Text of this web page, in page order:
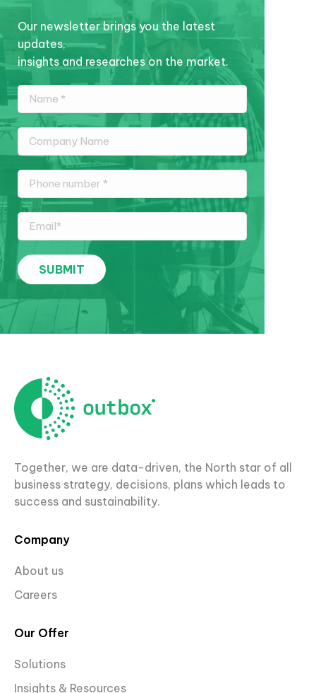
Our newsletter brings you the latest
updates,
insights and researches on the market.
Together, we are data-driven, the North star of all
business strategy, decisions, plans which leads to
success and sustainability.
Company
About us
Careers
Our Offer
Solutions
Insights & Resources